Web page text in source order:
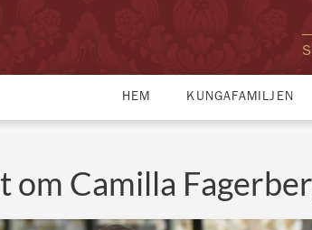
HEM KUNGAFAMILJEN
om Camilla